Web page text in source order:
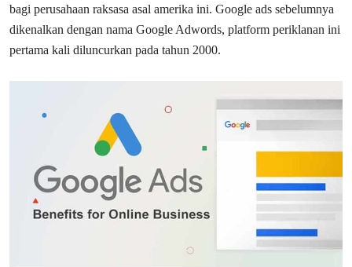
bagi perusahaan raksasa asal amerika ini. Google ads sebelumnya
dikenalkan dengan nama Google Adwords, platform periklanan ini
pertama kali diluncurkan pada tahun 2000.